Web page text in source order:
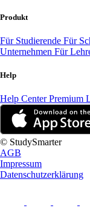
Produkt
Für Studierende Für
Unternehmen Für
Help
Help CenterPremium
© StudySmarter
AGB
Impressum
Datenschutzerklärung